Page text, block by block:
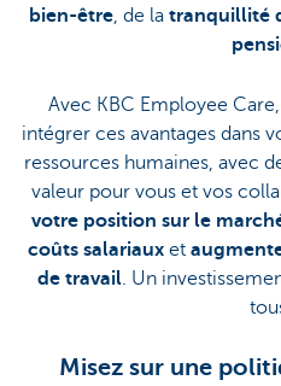
bien-être, de la tranquillité
Avec KBC Employee
intégrer ces avantages dans
ressources humaines, avec
valeur pour vous et vos
votre position sur le
coûts salariaux et
de travail. Un
Misez sur une